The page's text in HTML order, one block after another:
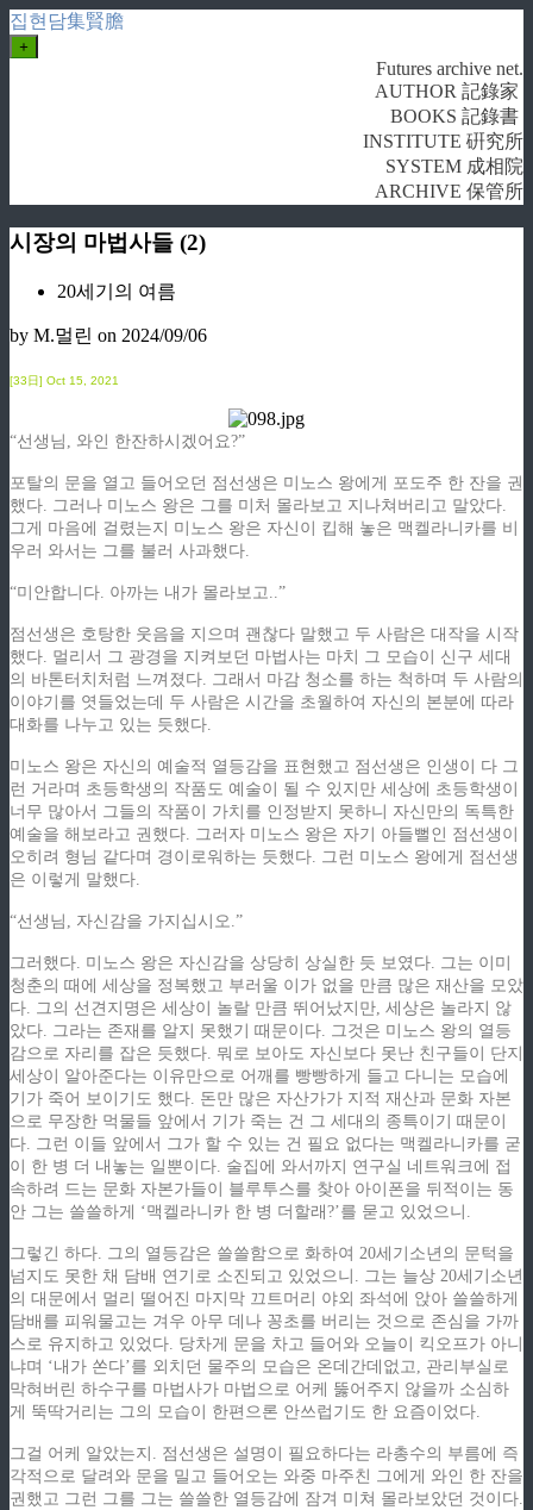
집현담集賢膽
+
Futures archive net.
AUTHOR 記錄家
BOOKS 記錄書
INSTITUTE 硏究所
SYSTEM 成相院
ARCHIVE 保管所
시장의 마법사들 (2)
20세기의 여름
by M.멀린 on 2024/09/06
[33日] Oct 15, 2021
“선생님, 와인 한잔하시겠어요?”
포탈의 문을 열고 들어오던 점선생은 미노스 왕에게 포도주 한 잔을 권
했다. 그러나 미노스 왕은 그를 미처 몰라보고 지나쳐버리고 말았다.
그게 마음에 걸렸는지 미노스 왕은 자신이 킵해 놓은 맥켈라니카를 비
우러 와서는 그를 불러 사과했다.
“미안합니다. 아까는 내가 몰라보고..”
점선생은 호탕한 웃음을 지으며 괜찮다 말했고 두 사람은 대작을 시작
했다. 멀리서 그 광경을 지켜보던 마법사는 마치 그 모습이 신구 세대
의 바톤터치처럼 느껴졌다. 그래서 마감 청소를 하는 척하며 두 사람의
이야기를 엿들었는데 두 사람은 시간을 초월하여 자신의 본분에 따라
대화를 나누고 있는 듯했다.
미노스 왕은 자신의 예술적 열등감을 표현했고 점선생은 인생이 다 그
런 거라며 초등학생의 작품도 예술이 될 수 있지만 세상에 초등학생이
너무 많아서 그들의 작품이 가치를 인정받지 못하니 자신만의 독특한
예술을 해보라고 권했다. 그러자 미노스 왕은 자기 아들뻘인 점선생이
오히려 형님 같다며 경이로워하는 듯했다. 그런 미노스 왕에게 점선생
은 이렇게 말했다.
“선생님, 자신감을 가지십시오.”
그러했다. 미노스 왕은 자신감을 상당히 상실한 듯 보였다. 그는 이미
청춘의 때에 세상을 정복했고 부러울 이가 없을 만큼 많은 재산을 모았
다. 그의 선견지명은 세상이 놀랄 만큼 뛰어났지만, 세상은 놀라지 않
았다. 그라는 존재를 알지 못했기 때문이다. 그것은 미노스 왕의 열등
감으로 자리를 잡은 듯했다. 뭐로 보아도 자신보다 못난 친구들이 단지
세상이 알아준다는 이유만으로 어깨를 빵빵하게 들고 다니는 모습에
기가 죽어 보이기도 했다. 돈만 많은 자산가가 지적 재산과 문화 자본
으로 무장한 먹물들 앞에서 기가 죽는 건 그 세대의 종특이기 때문이
다. 그런 이들 앞에서 그가 할 수 있는 건 필요 없다는 맥켈라니카를 굳
이 한 병 더 내놓는 일뿐이다. 술집에 와서까지 연구실 네트워크에 접
속하려 드는 문화 자본가들이 블루투스를 찾아 아이폰을 뒤적이는 동
안 그는 쓸쓸하게 ‘맥켈라니카 한 병 더할래?’를 묻고 있었으니.
그렇긴 하다. 그의 열등감은 쓸쓸함으로 화하여 20세기소년의 문턱을
넘지도 못한 채 담배 연기로 소진되고 있었으니. 그는 늘상 20세기소년
의 대문에서 멀리 떨어진 마지막 끄트머리 야외 좌석에 앉아 쓸쓸하게
담배를 피워물고는 겨우 아무 데나 꽁초를 버리는 것으로 존심을 가까
스로 유지하고 있었다. 당차게 문을 차고 들어와 오늘이 킥오프가 아니
냐며 ‘내가 쏜다’를 외치던 물주의 모습은 온데간데없고, 관리부실로
막혀버린 하수구를 마법사가 마법으로 어케 뚫어주지 않을까 소심하
게 뚝딱거리는 그의 모습이 한편으론 안쓰럽기도 한 요즘이었다.
그걸 어케 알았는지. 점선생은 설명이 필요하다는 라총수의 부름에 즉
각적으로 달려와 문을 밀고 들어오는 와중 마주친 그에게 와인 한 잔을
권했고 그런 그를 그는 쓸쓸한 열등감에 잠겨 미쳐 몰라보았던 것이다.